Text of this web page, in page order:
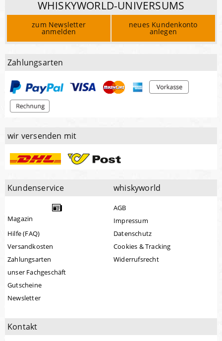
WHISKYWORLD-UNIVERSUMS
zum Newsletter
anmelden
neues Kundenkonto
anlegen
Zahlungsarten
wir versenden mit
Kundenservice
Magazin
Hilfe (FAQ)
Versandkosten
Zahlungsarten
unser Fachgeschäft
Gutscheine
Newsletter
whiskyworld
AGB
Impressum
Datenschutz
Cookies & Tracking
Widerrufsrecht
Kontakt